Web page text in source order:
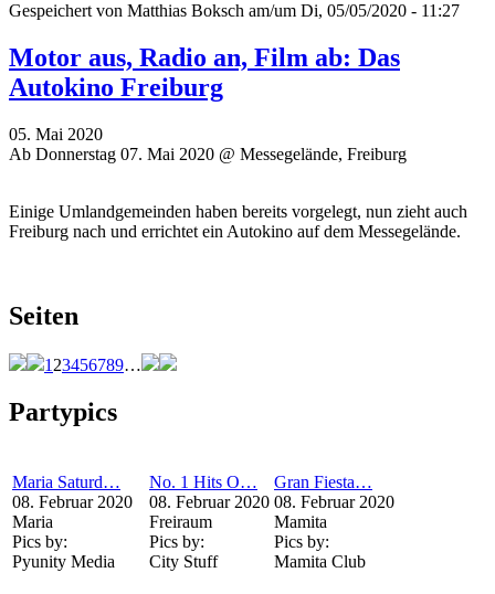
Gespeichert von Matthias Boksch am/um Di, 05/05/2020 - 11:27
Motor aus, Radio an, Film ab: Das
Autokino Freiburg
05. Mai 2020
Ab Donnerstag 07. Mai 2020 @ Messegelände, Freiburg
Einige Umlandgemeinden haben bereits vorgelegt, nun zieht auch
Freiburg nach und errichtet ein Autokino auf dem Messegelände.
Seiten
1 23456789…
Partypics
Maria Saturd…
08. Februar 2020
Maria
Pics by:
Pyunity Media
No. 1 Hits O…
08. Februar 2020
Freiraum
Pics by:
City Stuff
Gran Fiesta…
08. Februar 2020
Mamita
Pics by:
Mamita Club